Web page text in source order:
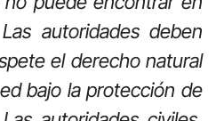
autoridades deben
el derecho natural
bajo la protección de